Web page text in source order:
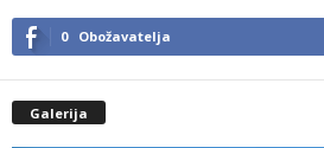
0 Obožavatelja
Galerija